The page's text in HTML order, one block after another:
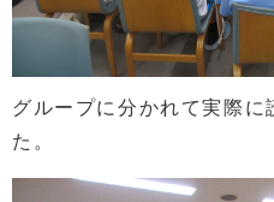
グループに分かれて実際に
た。